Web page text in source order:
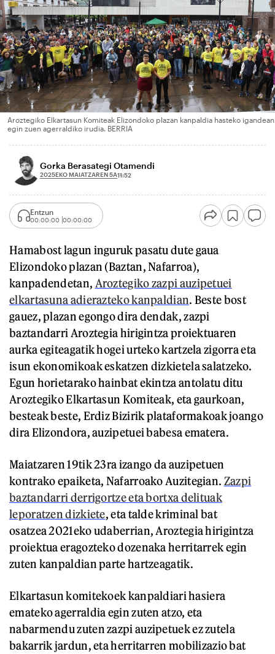
Aroztegiko Elkartasun Komiteak Elizondoko plazan kanpaldia hasteko igandean
egin zuen agerraldiko irudia. BERRIA
Gorka Berasategi Otamendi
2025EKO MAIATZAREN 5A11:52
Entzun
00:00:00 00:00:00
Hamabost lagun inguruk pasatu dute gaua
Elizondoko plazan (Baztan, Nafarroa),
kanpadendetan, Aroztegiko zazpi auzipetuei
elkartasuna adierazteko kanpaldian. Beste bost
gauez, plazan egongo dira dendak, zazpi
baztandarri Aroztegia hirigintza proiektuaren
aurka egiteagatik hogei urteko kartzela zigorra eta
isun ekonomikoak eskatzen dizkietela salatzeko.
Egun horietarako hainbat ekintza antolatu ditu
Aroztegiko Elkartasun Komiteak, eta gaurkoan,
besteak beste, Erdiz Bizirik plataformakoak joango
dira Elizondora, auzipetuei babesa ematera.
Maiatzaren 19tik 23ra izango da auzipetuen
kontrako epaiketa, Nafarroako Auzitegian. Zazpi
baztandarri derrigortze eta bortxa delituak
leporatzen dizkiete, eta talde kriminal bat
osatzea 2021eko udaberrian, Aroztegia hirigintza
proiektua eragozteko dozenaka herritarrek egin
zuten kanpaldian parte hartzeagatik.
Elkartasun komitekoek kanpaldiari hasiera
emateko agerraldia egin zuten atzo, eta
nabarmendu zuten zazpi auzipetuek ez zutela
bakarrik jardun, eta herritarren mobilizazio bat